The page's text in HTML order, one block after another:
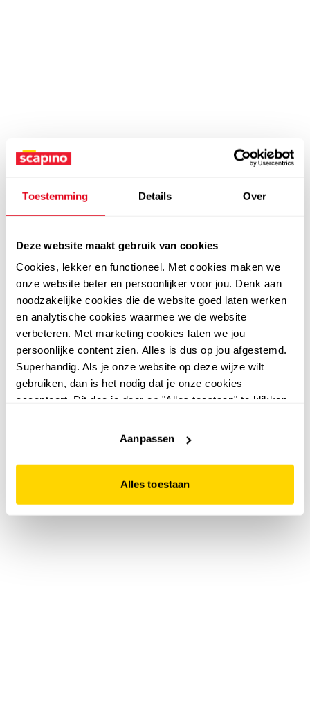
Toestemming Details Over
Deze website maakt gebruik van cookies
Cookies, lekker en functioneel. Met cookies maken we
onze website beter en persoonlijker voor jou. Denk aan
noodzakelijke cookies die de website goed laten werken
en analytische cookies waarmee we de website
verbeteren. Met marketing cookies laten we jou
persoonlijke content zien. Alles is dus op jou afgestemd.
Superhandig. Als je onze website op deze wijze wilt
gebruiken, dan is het nodig dat je onze cookies
accepteert. Dit doe je door op "Alles toestaan" te klikken.
website niet optimaal functioneert.
Aanpassen
Alles toestaan